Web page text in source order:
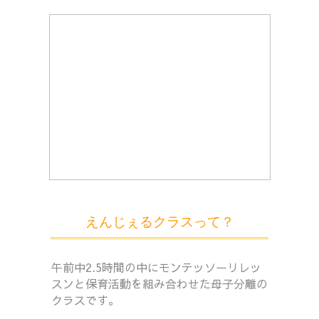
えんじぇるクラスって？
午前中2.5時間の中にモンテッソーリレッ
スンと保育活動を組み合わせた母子分離の
クラスです。